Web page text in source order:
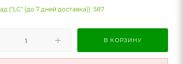
("LC" (до 7 дней доставка)): 587
В КОРЗИНУ